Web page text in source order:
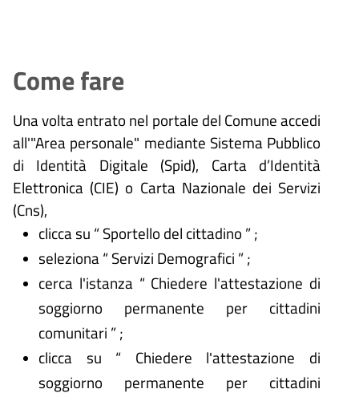
Come fare
Una volta entrato nel portale del Comune accedi
all'"Area personale" mediante Sistema Pubblico
di Identità Digitale (Spid), Carta d’Identità
Elettronica (CIE) o Carta Nazionale dei Servizi
(Cns),
clicca su “ Sportello del cittadino ” ;
seleziona “ Servizi Demografici ” ;
cerca l'istanza “ Chiedere l'attestazione di
soggiorno permanente per cittadini
comunitari ” ;
clicca su “ Chiedere l'attestazione di
soggiorno permanente per cittadini